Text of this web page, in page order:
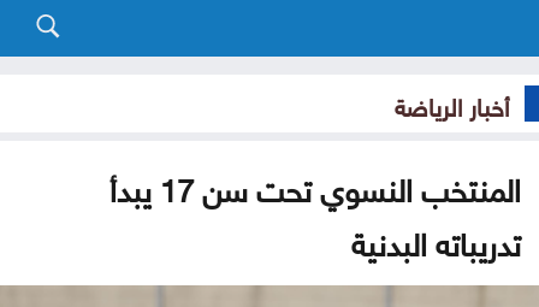
أخبار الرياضة
المنتخب النسوي تحت سن 17 يبدأ
تدريباته البدنية